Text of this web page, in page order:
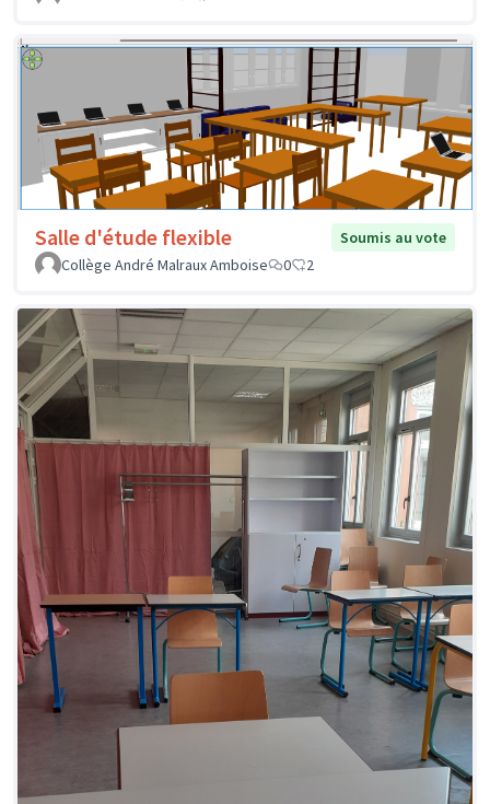
Salle d'étude flexible
Soumis au vote
Collège André Malraux Amboise
0 2